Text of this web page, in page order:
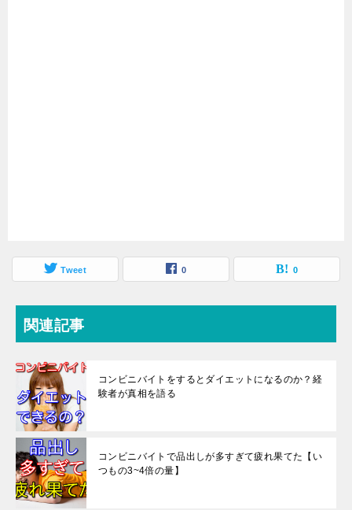
Tweet 0 0
関連記事
コンビニバイトをするとダイエットになるのか？経
験者が真相を語る
コンビニバイトで品出しが多すぎて疲れ果てた【い
つもの3~4倍の量】